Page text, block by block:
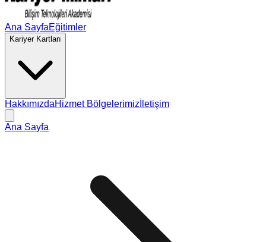
Ana SayfaEğitimler
Kariyer Kartları
HakkımızdaHizmet Bölgelerimiz İletişim
Ana Sayfa